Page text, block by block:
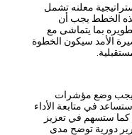
معلنه تشمل
يجب أن
يتماشى مع
سيكون الخطوة
وضع مؤشرات
متابعة الأداء
في تعزيز
توضح مدى